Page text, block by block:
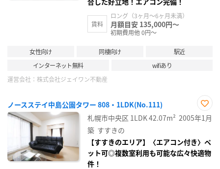
賃料
ロング（3ヶ月～6ヶ月未満）
月額目安 135,000円～
初期費用他 0円～
女性向け 同棲向け
駅近
インターネット無料
wifiあり
運営会社： 株式会社ジェイワン不動産
ノースステイ中島公園タワー 808・1LDK(No.111)
お気
に入
札幌市中央区 1LDK42.07m² 2005年1月
築 すすきの
【すすきのエリア】〈エアコン付き〉ペ
ット可◎複数室利用も可能な広々快適物
件！